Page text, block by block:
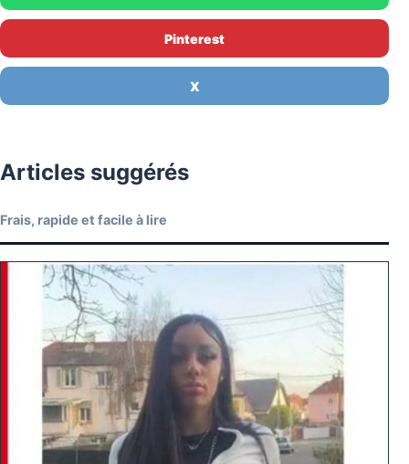
Pinterest
X
Articles suggérés
Frais, rapide et facile à lire